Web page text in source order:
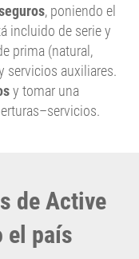
, poniendo el
incluido de serie y
prima (natural,
servicios auxiliares.
y tomar una
de Active
el país